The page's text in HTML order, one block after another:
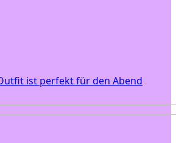
ist perfekt für den Abend